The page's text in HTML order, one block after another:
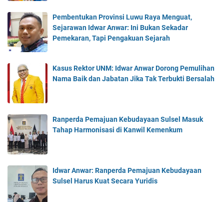
Pembentukan Provinsi Luwu Raya Menguat,
Sejarawan Idwar Anwar: Ini Bukan Sekadar
Pemekaran, Tapi Pengakuan Sejarah
Kasus Rektor UNM: Idwar Anwar Dorong Pemulihan
Nama Baik dan Jabatan Jika Tak Terbukti Bersalah
Ranperda Pemajuan Kebudayaan Sulsel Masuk
Tahap Harmonisasi di Kanwil Kemenkum
Idwar Anwar: Ranperda Pemajuan Kebudayaan
Sulsel Harus Kuat Secara Yuridis